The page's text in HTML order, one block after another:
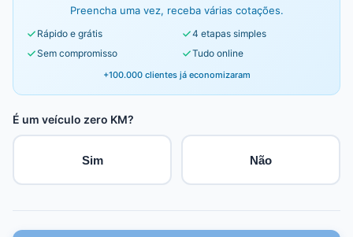
Preencha uma vez, receba várias cotações.
Rápido e grátis
4 etapas simples
Sem compromisso
Tudo online
+100.000 clientes já economizaram
É um veículo zero KM?
Sim Não